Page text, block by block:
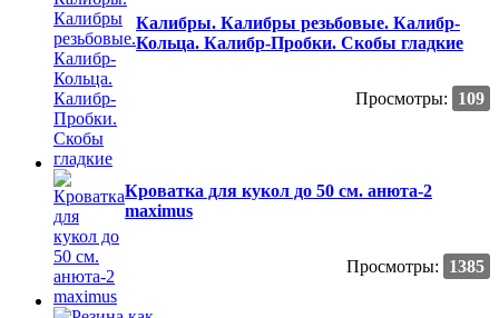
Калибры. Калибры резьбовые. Калибр-
Кольца. Калибр-Пробки. Скобы гладкие
Просмотры: 109
Кроватка для кукол до 50 см. анюта-2
maximus
Просмотры: 1385